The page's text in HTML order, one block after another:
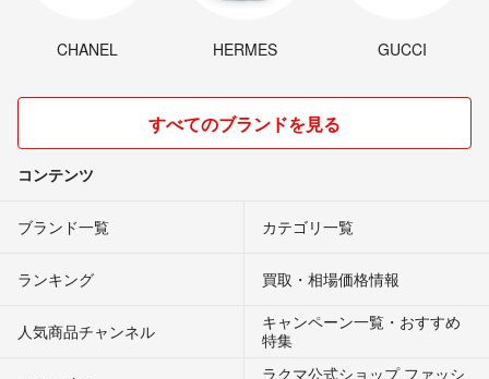
CHANEL HERMES GUCCI
すべてのブランドを見る
コンテンツ
ブランド一覧 カテゴリ一覧
ランキング 買取・相場価格情報
人気商品チャンネル
キャンペーン一覧・おすすめ
特集
ラクマ公式ショップ ファッシ